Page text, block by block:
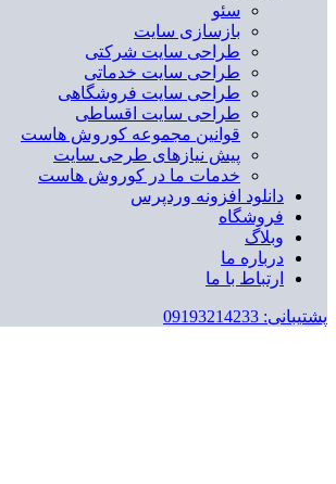
سئو
بازسازی سایت
طراحی سایت شرکتی
طراحی سایت خدماتی
طراحی سایت فروشگاهی
طراحی سایت اقساطی
قوانین مجموعه کوروش هاست
پیش نیازهای طرحی سایت
خدمات ما در کوروش هاست
دانلود افزونه وردپرس
فروشگاه
وبلاگ
درباره ما
ارتباط با ما
پشتیبانی: 09193214233